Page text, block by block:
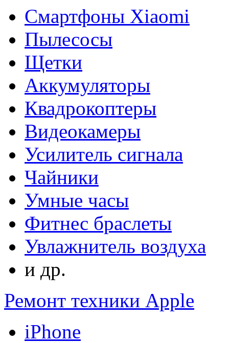
Смартфоны Xiaomi
Пылесосы
Щетки
Аккумуляторы
Квадрокоптеры
Видеокамеры
Усилитель сигнала
Чайники
Умные часы
Фитнес браслеты
Увлажнитель воздуха
и др.
Ремонт техники Apple
iPhone